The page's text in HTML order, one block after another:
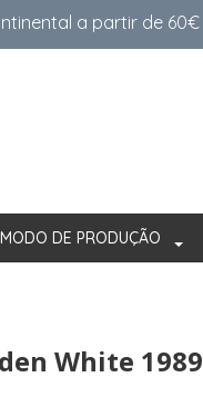
a partir de 60€
MODO DE PRODUÇÃO
White 1989